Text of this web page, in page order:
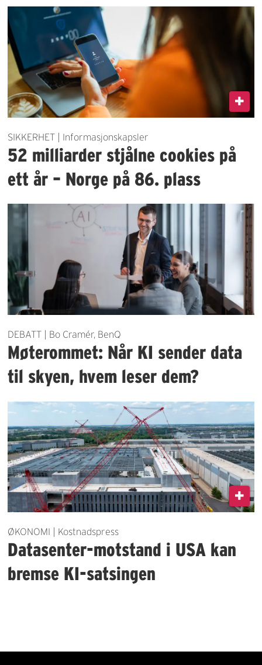
SIKKERHET | Informasjonskapsler
52 milliarder stjålne cookies på
ett år – Norge på 86. plass
DEBATT | Bo Cramér, BenQ
Møterommet: Når KI sender data
til skyen, hvem leser dem?
ØKONOMI | Kostnadspress
Datasenter-motstand i USA kan
bremse KI-satsingen